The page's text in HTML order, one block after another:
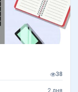
38
2 дня